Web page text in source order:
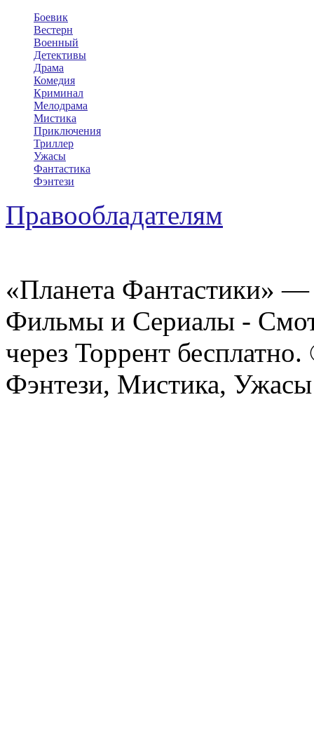
Боевик
Вестерн
Военный
Детективы
Драма
Комедия
Криминал
Мелодрама
Мистика
Приключения
Триллер
Ужасы
Фантастика
Фэнтези
Правообладателям
«Планета Фантастики»
Фильмы и Сериалы -
через Торрент
Фэнтези, Мистика,